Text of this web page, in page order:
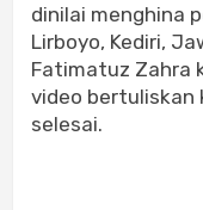
dinilai menghina
Lirboyo, Kediri,
Fatimatuz Zahra
video bertuliskan
selesai.